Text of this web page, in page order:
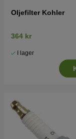
Oljefilter Kohler
364 kr
I lager